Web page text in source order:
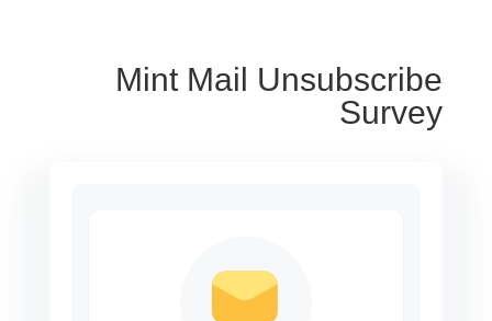
Mint Mail Unsubscribe
Survey